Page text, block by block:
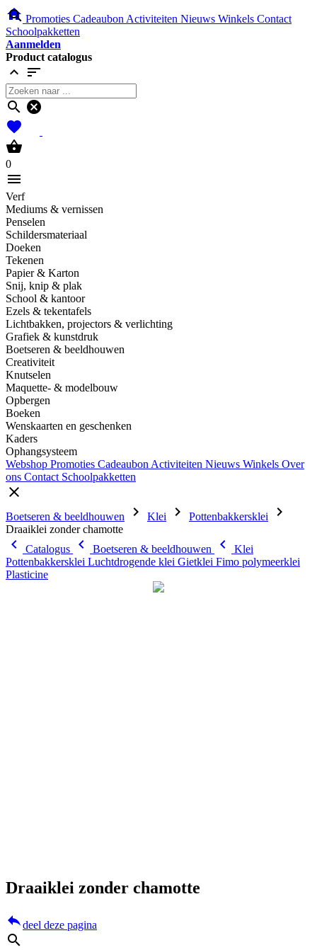
home Promoties Cadeaubon Activiteiten Nieuws Winkels Contact
Schoolpakketten
Aanmelden
Product catalogus
expand_less sort
search cancel
favorites
shopping_basket
0
menu
Verf
Mediums & vernissen
Penselen
Schildersmateriaal
Doeken
Tekenen
Papier & Karton
Snij, knip & plak
School & kantoor
Ezels & tekentafels
Lichtbakken, projectors & verlichting
Grafiek & kunstdruk
Boetseren & beeldhouwen
Creativiteit
Knutselen
Maquette- & modelbouw
Opbergen
Boeken
Wenskaarten en geschenken
Kaders
Ophangsysteem
Webshop Promoties Cadeaubon Activiteiten Nieuws Winkels Over
ons Contact Schoolpakketten
close
Boetseren & beeldhouwen chevron_right Klei chevron_right Pottenbakkersklei chevron_right
Draaiklei zonder chamotte
chevron_left Catalogus chevron_left Boetseren & beeldhouwen chevron_left
Klei
Pottenbakkersklei Luchtdrogende klei Gietklei Fimo polymeerklei
Plasticine
search
Draaiklei zonder chamotte
replydeel deze pagina
search